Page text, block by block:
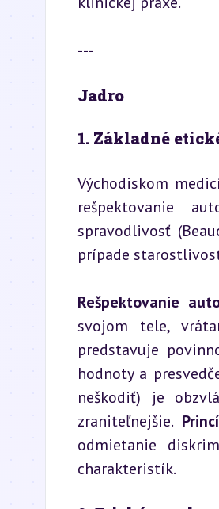
---
Jadro
1. Základné
Východiskom
rešpektovanie
spravodlivosť
prípade
Rešpektovanie
svojom tele,
predstavuje
hodnoty a
neškodiť) je
zraniteľnejšie.
odmietanie
charakteristík.